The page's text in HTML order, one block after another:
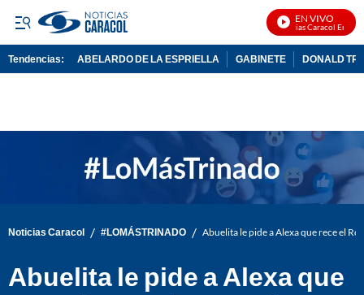
EN VIVO
Noticias Caracol En Vivo
Tendencias: ABELARDO DE LA ESPRIELLA GABINETE DONALD
Noticias Caracol / #LOMÁSTRINADO / Abuelita le pide a Alexa que rece el
Abuelita le pide a Alexa que